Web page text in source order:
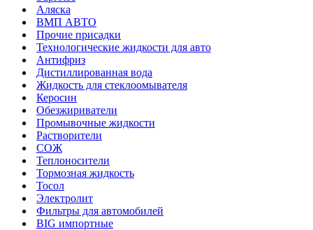
Аляска
ВМП АВТО
Прочие присадки
Технологические жидкости для авто
Антифриз
Дистиллированная вода
Жидкость для стеклоомывателя
Керосин
Обезжириватели
Промывочные жидкости
Растворители
СОЖ
Теплоносители
Тормозная жидкость
Тосол
Электролит
Фильтры для автомобилей
BIG импортные